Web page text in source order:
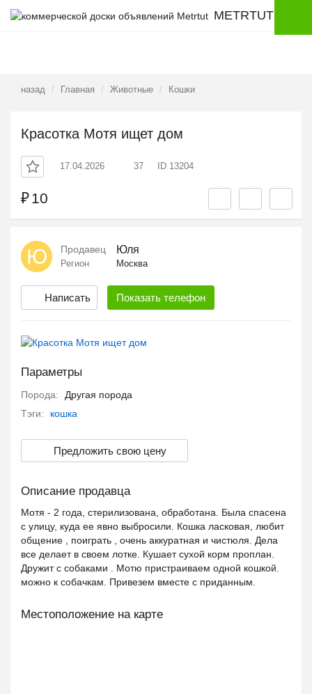
METRTUT
назад Главная Животные Кошки
Красотка Мотя ищет дом
17.04.2026 37 ID 13204
₽10
Ю Продавец Юля
Регион Москва
Написать Показать телефон
Параметры
Порода:
Другая порода
Тэги:
кошка
Предложить свою цену
Описание продавца
Мотя - 2 года, стерилизована, обработана. Была спасена
с улицу, куда ее явно выбросили. Кошка ласковая, любит
общение , поиграть , очень аккуратная и чистюля. Дела
все делает в своем лотке. Кушает сухой корм проплан.
Дружит с собаками . Мотю пристраиваем одной кошкой.
можно к собачкам. Привезем вместе с приданным.
Местоположение на карте